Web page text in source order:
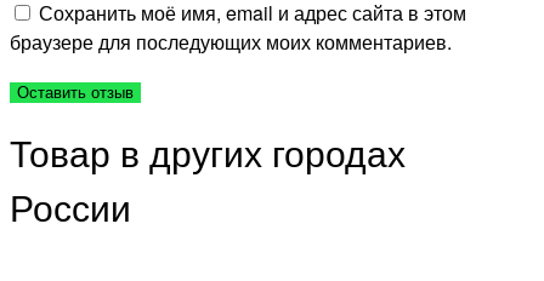
Сохранить моё имя, email и адрес сайта в этом
браузере для последующих моих комментариев.
Товар в других городах
России